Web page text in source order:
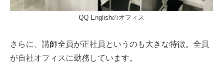
QQ Englishのオフィス
さらに、講師全員が正社員というのも大きな特徴。全員
が自社オフィスに勤務しています。